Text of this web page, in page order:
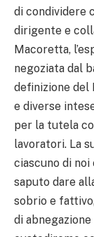
di condividere
dirigente e
Macoretta,
negoziata dal
definizione del
e diverse
per la tutela
lavoratori. La
ciascuno di
saputo dare
sobrio e
di